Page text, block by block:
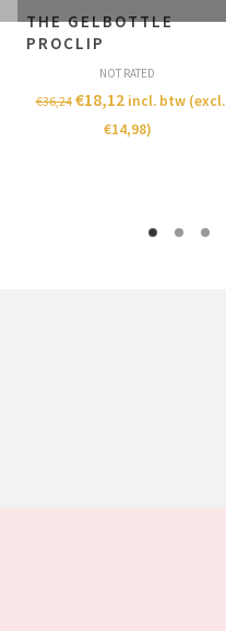
THE GELBOTTLE
PROCLIP
NOT RATED
€36,24 €18,12 incl. btw (excl.
€14,98)